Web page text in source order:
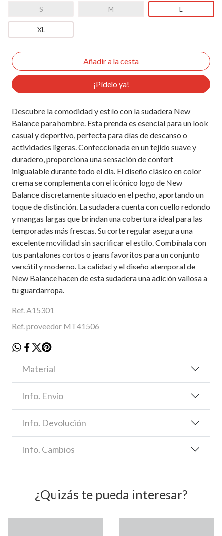
S M L
XL
¡Pídelo ya!
Descubre la comodidad y estilo con la sudadera New
Balance para hombre. Esta prenda es esencial para un look
casual y deportivo, perfecta para días de descanso o
actividades ligeras. Confeccionada en un tejido suave y
duradero, proporciona una sensación de confort
inigualable durante todo el día. El diseño clásico en color
crema se complementa con el icónico logo de New
Balance discretamente situado en el pecho, aportando un
toque de distinción. La sudadera cuenta con cuello redondo
y mangas largas que brindan una cobertura ideal para las
temporadas más frescas. Su corte regular asegura una
excelente movilidad sin sacrificar el estilo. Combínala con
tus pantalones cortos o jeans favoritos para un conjunto
versátil y moderno. La calidad y el diseño atemporal de
New Balance hacen de esta sudadera una adición valiosa a
tu guardarropa.
Ref. A15301
Ref. proveedor MT41506
Material
Info. Envío
Info. Devolución
Info. Cambios
¿Quizás te pueda interesar?